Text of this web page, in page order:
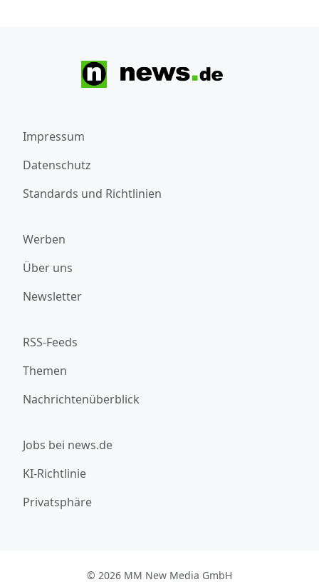
Impressum
Datenschutz
Standards und Richtlinien
Werben
Über uns
Newsletter
RSS-Feeds
Themen
Nachrichtenüberblick
Jobs bei news.de
KI-Richtlinie
Privatsphäre
© 2026 MM New Media GmbH